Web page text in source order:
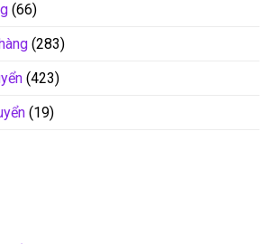
(66)
(283)
(423)
(19)